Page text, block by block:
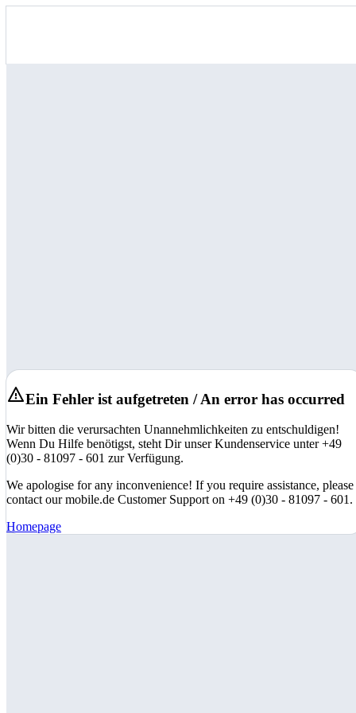
Ein Fehler ist aufgetreten / An error has occurred
Wir bitten die verursachten Unannehmlichkeiten zu entschuldigen!
Wenn Du Hilfe benötigst, steht Dir unser Kundenservice unter +49
(0)30 - 81097 - 601 zur Verfügung.
We apologise for any inconvenience! If you require assistance, please
contact our mobile.de Customer Support on +49 (0)30 - 81097 - 601.
Homepage